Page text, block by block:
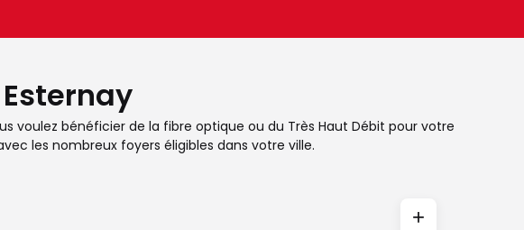
voulez bénéficier de la fibre optique ou du Très Haut Débit pour votre
les nombreux foyers éligibles dans votre ville.
+